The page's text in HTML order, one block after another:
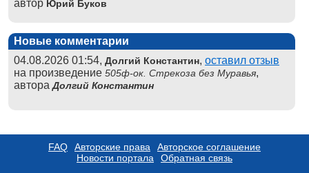
автор Юрий Буков
Новые комментарии
04.08.2026 01:54, Долгий Константин, оставил отзыв
на произведение 505ф-ок. Стрекоза без Муравья,
автораДолгий Константин
FAQ Авторские права
Авторское соглашение
Новости портала
Обратная связь